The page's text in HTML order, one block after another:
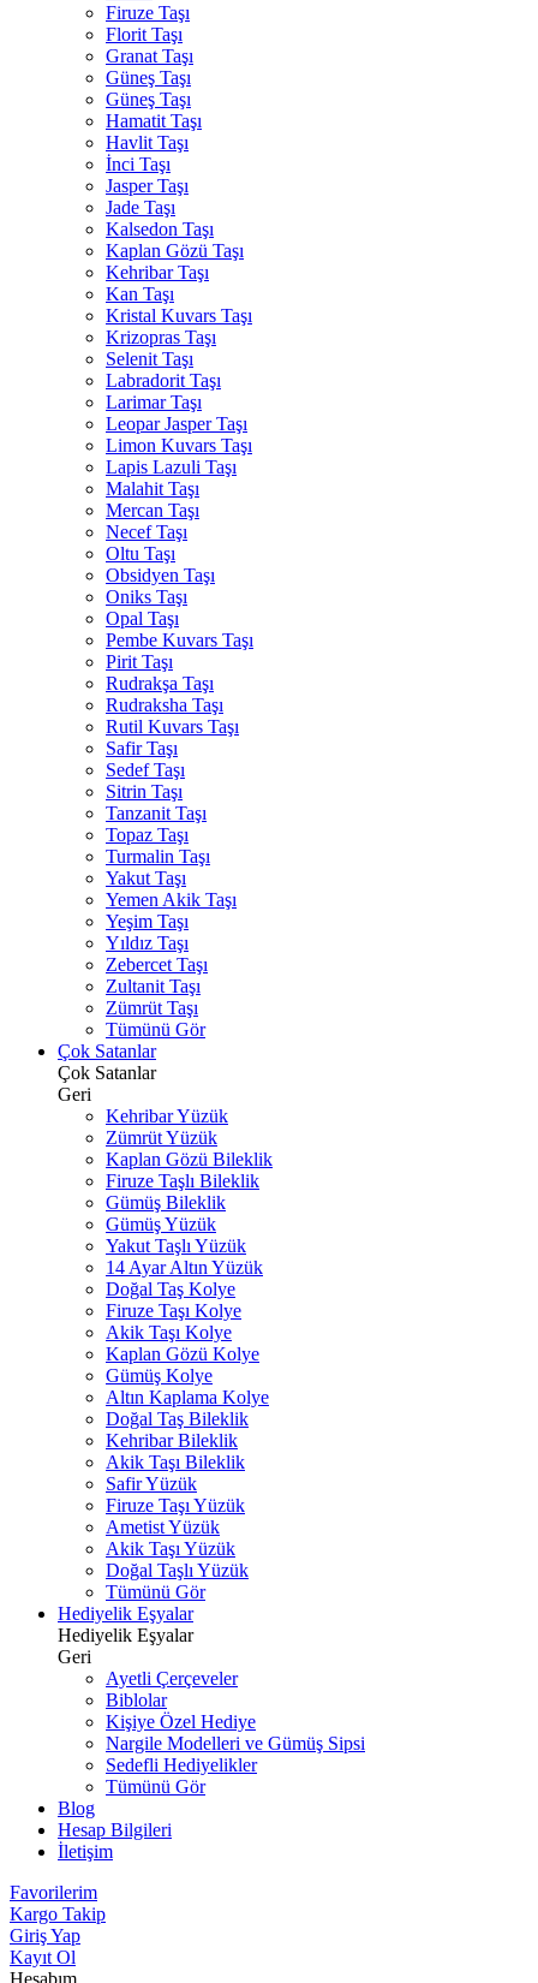
Firuze Taşı
Florit Taşı
Granat Taşı
Güneş Taşı
Güneş Taşı
Hamatit Taşı
Havlit Taşı
İnci Taşı
Jasper Taşı
Jade Taşı
Kalsedon Taşı
Kaplan Gözü Taşı
Kehribar Taşı
Kan Taşı
Kristal Kuvars Taşı
Krizopras Taşı
Selenit Taşı
Labradorit Taşı
Larimar Taşı
Leopar Jasper Taşı
Limon Kuvars Taşı
Lapis Lazuli Taşı
Malahit Taşı
Mercan Taşı
Necef Taşı
Oltu Taşı
Obsidyen Taşı
Oniks Taşı
Opal Taşı
Pembe Kuvars Taşı
Pirit Taşı
Rudrakşa Taşı
Rudraksha Taşı
Rutil Kuvars Taşı
Safir Taşı
Sedef Taşı
Sitrin Taşı
Tanzanit Taşı
Topaz Taşı
Turmalin Taşı
Yakut Taşı
Yemen Akik Taşı
Yeşim Taşı
Yıldız Taşı
Zebercet Taşı
Zultanit Taşı
Zümrüt Taşı
Tümünü Gör
Çok Satanlar
Çok Satanlar
Geri
Kehribar Yüzük
Zümrüt Yüzük
Kaplan Gözü Bileklik
Firuze Taşlı Bileklik
Gümüş Bileklik
Gümüş Yüzük
Yakut Taşlı Yüzük
14 Ayar Altın Yüzük
Doğal Taş Kolye
Firuze Taşı Kolye
Akik Taşı Kolye
Kaplan Gözü Kolye
Gümüş Kolye
Altın Kaplama Kolye
Doğal Taş Bileklik
Kehribar Bileklik
Akik Taşı Bileklik
Safir Yüzük
Firuze Taşı Yüzük
Ametist Yüzük
Akik Taşı Yüzük
Doğal Taşlı Yüzük
Tümünü Gör
Hediyelik Eşyalar
Hediyelik Eşyalar
Geri
Ayetli Çerçeveler
Biblolar
Kişiye Özel Hediye
Nargile Modelleri ve Gümüş Sipsi
Sedefli Hediyelikler
Tümünü Gör
Blog
Hesap Bilgileri
İletişim
Favorilerim
Kargo Takip
Giriş Yap
Kayıt Ol
Hesabım